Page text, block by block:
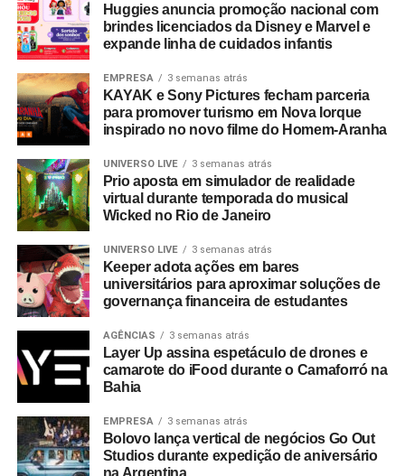
Direção de Produção: Mônica Viesi
2o Ass. de Direção: Thomas Webber
Coordenação de pós-Produção: Andreza Oliveira
Ass. Coordenação de Pós: Juliane Conti Rezende
Ass. Ilha de Pós: Iara Scarpa
Finalizador: Lucas Aires
After Effects: Hub VFX
Montagem: Rodrigo Sobreiro
Finalização: Hub VFX
Color Grading: Marla Color Gradin
Produtora de som: Audioman
Huggies anuncia promoção nacional com
brindes licenciados da Disney e Marvel e
expande linha de cuidados infantis
EMPRESA 3 semanas atrás
KAYAK e Sony Pictures fecham parceria
para promover turismo em Nova Iorque
inspirado no novo filme do Homem-Aranha
UNIVERSO LIVE 3 semanas atrás
Prio aposta em simulador de realidade
virtual durante temporada do musical
Wicked no Rio de Janeiro
UNIVERSO LIVE 3 semanas atrás
Keeper adota ações em bares
universitários para aproximar soluções de
governança financeira de estudantes
AGÊNCIAS 3 semanas atrás
Layer Up assina espetáculo de drones e
camarote do iFood durante o Camaforró na
Bahia
EMPRESA 3 semanas atrás
Bolovo lança vertical de negócios Go Out
Studios durante expedição de aniversário